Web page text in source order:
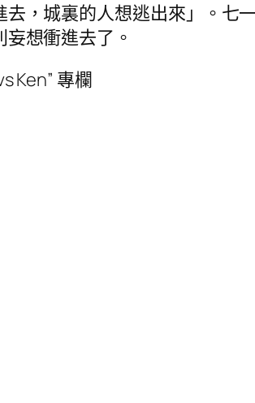
，城裏的人想逃出來」。七
想衝進去了。
Ken” 專欄